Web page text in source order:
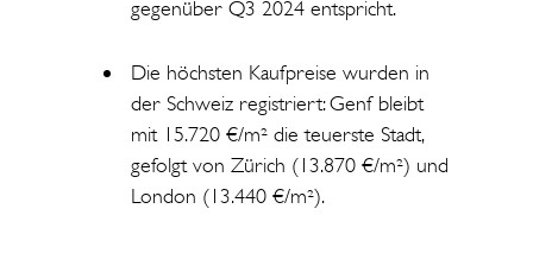
gegenüber Q3 2024 entspricht.
Die höchsten Kaufpreise wurden in
der Schweiz registriert: Genf bleibt
mit 15.720 €/m² die teuerste Stadt,
gefolgt von Zürich (13.870 €/m²) und
London (13.440 €/m²).